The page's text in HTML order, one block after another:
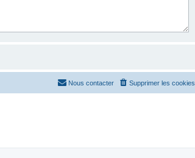
Supprimer les cookies
Nous contacter